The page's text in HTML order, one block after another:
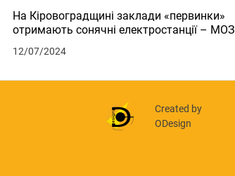
На Кіровоградщині заклади «первинки»
отримають сонячні електростанції – МОЗ
12/07/2024
Created by
ODesign